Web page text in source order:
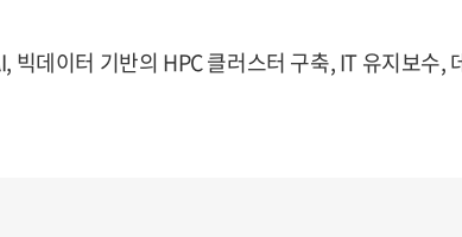
빅데이터 기반의 HPC 클러스터 구축, IT 유지보수